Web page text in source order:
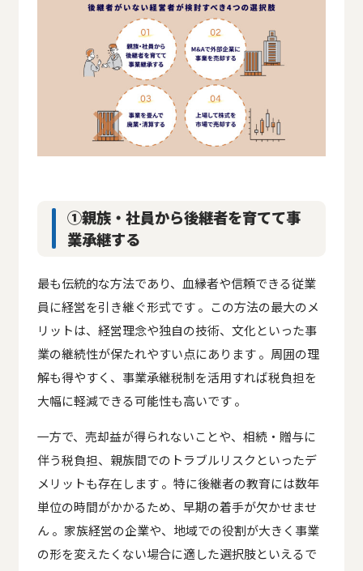
①親族・社員から後継者を育てて事
業承継する
最も伝統的な方法であり、血縁者や信頼できる従業
員に経営を引き継ぐ形式です 。この方法の最大のメ
リットは、経営理念や独自の技術、文化といった事
業の継続性が保たれやすい点にあります 。周囲の理
解も得やすく、事業承継税制を活用すれば税負担を
大幅に軽減できる可能性も高いです 。
一方で、売却益が得られないことや、相続・贈与に
伴う税負担、親族間でのトラブルリスクといったデ
メリットも存在します 。特に後継者の教育には数年
単位の時間がかかるため、早期の着手が欠かせませ
ん 。家族経営の企業や、地域での役割が大きく事業
の形を変えたくない場合に適した選択肢といえるで